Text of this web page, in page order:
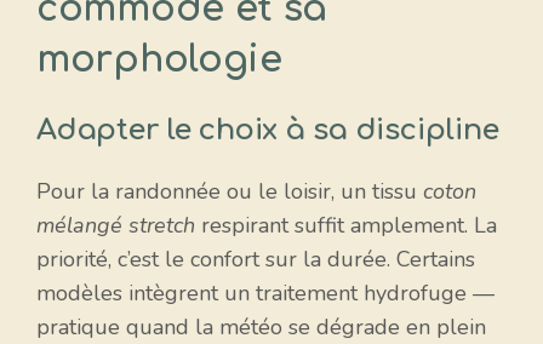
commode et sa
morphologie
Adapter le choix à sa discipline
Pour la randonnée ou le loisir, un tissu coton
mélangé stretch respirant suffit amplement. La
priorité, c’est le confort sur la durée. Certains
modèles intègrent un traitement hydrofuge —
pratique quand la météo se dégrade en plein